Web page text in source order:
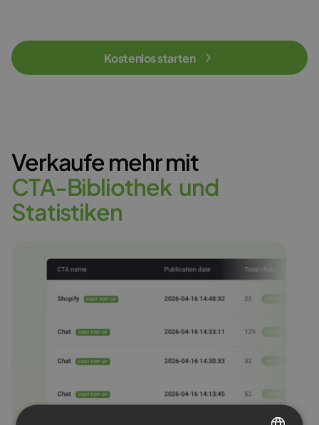
Kostenlos starten
Verkaufe mehr mit
CTA-Bibliothek und
Statistiken